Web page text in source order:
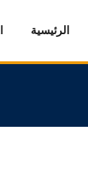
الرئيسية